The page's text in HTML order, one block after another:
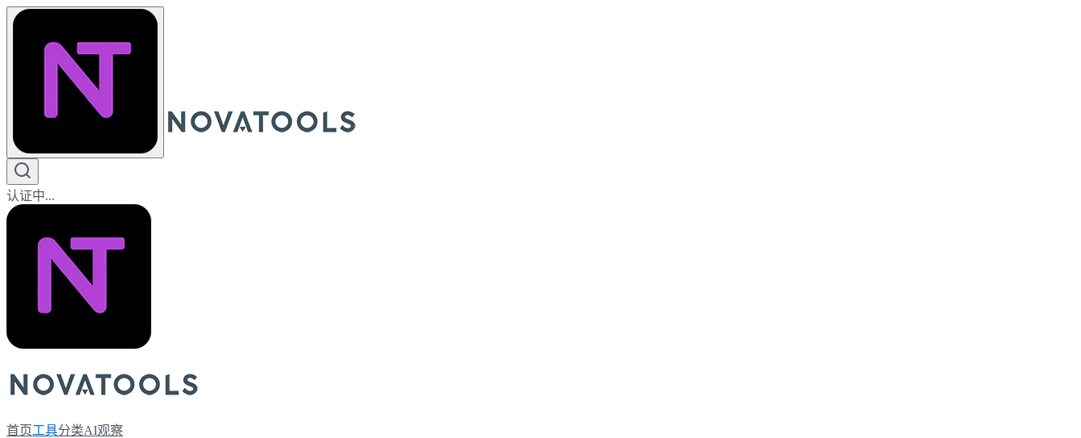
认证中...
首页工具分类AI观察